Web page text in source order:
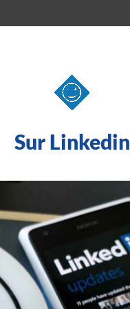
Sur Linkedin